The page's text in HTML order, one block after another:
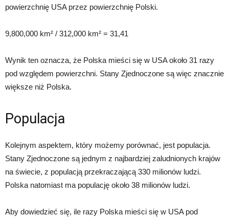
powierzchnię USA przez powierzchnię Polski.
9,800,000 km² / 312,000 km² = 31,41
Wynik ten oznacza, że Polska mieści się w USA około 31 razy
pod względem powierzchni. Stany Zjednoczone są więc znacznie
większe niż Polska.
Populacja
Kolejnym aspektem, który możemy porównać, jest populacja.
Stany Zjednoczone są jednym z najbardziej zaludnionych krajów
na świecie, z populacją przekraczającą 330 milionów ludzi.
Polska natomiast ma populację około 38 milionów ludzi.
Aby dowiedzieć się, ile razy Polska mieści się w USA pod